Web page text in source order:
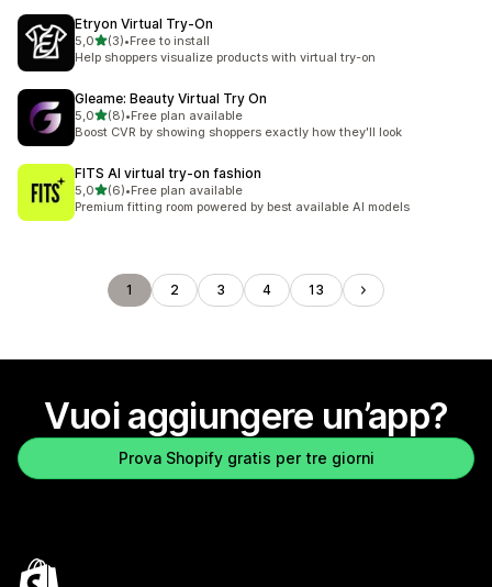
Etryon Virtual Try‑On
5,0stelle su 5
(3)
3 recensioni totali
•Free to install
Help shoppers visualize products with virtual try-on
Gleame: Beauty Virtual Try On
5,0stelle su 5
(8)
8 recensioni totali
•Free plan available
Boost CVR by showing shoppers exactly how they'll look
FITS AI virtual try‑on fashion
5,0stelle su 5
(6)
6 recensioni totali
•Free plan available
Premium fitting room powered by best available AI models
1 2 3 4 13
Vuoi aggiungere un’app?
Prova Shopify gratis per tre giorni